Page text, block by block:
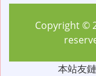
Copyright ©
本站友